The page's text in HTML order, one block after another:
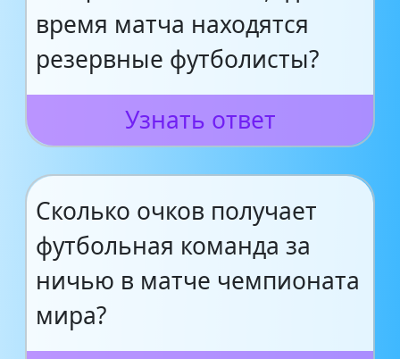
время матча находятся
резервные футболисты?
Узнать ответ
Сколько очков получает
футбольная команда за
ничью в матче чемпионата
мира?